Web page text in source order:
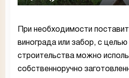
При необходимости
винограда или забор, с
строительства можно
собственноручно